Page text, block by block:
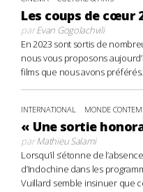
Les coups de cœur
parEvan Gogolachvili
En 2023 sont sortis de
nous vous proposons
films que nous avons
INTERNATIONAL MONDE
« Une sortie
parMathieu Salami
Lorsqu’il s’étonne de
d’Indochine dans les
Vuillard semble insinuer que